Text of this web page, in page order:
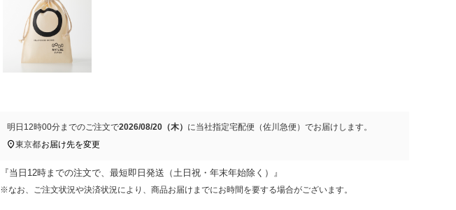
明日 12時00分までのご注文で2026/08/20（木） に当社指定宅配便（佐川急便） でお届けします。
東京都お届け先を変更
『当日12時までの注文で、最短即日発送（土日祝・年末年始除く）』
※なお、ご注文状況や決済状況により、商品お届けまでにお時間を要する場合がございます。